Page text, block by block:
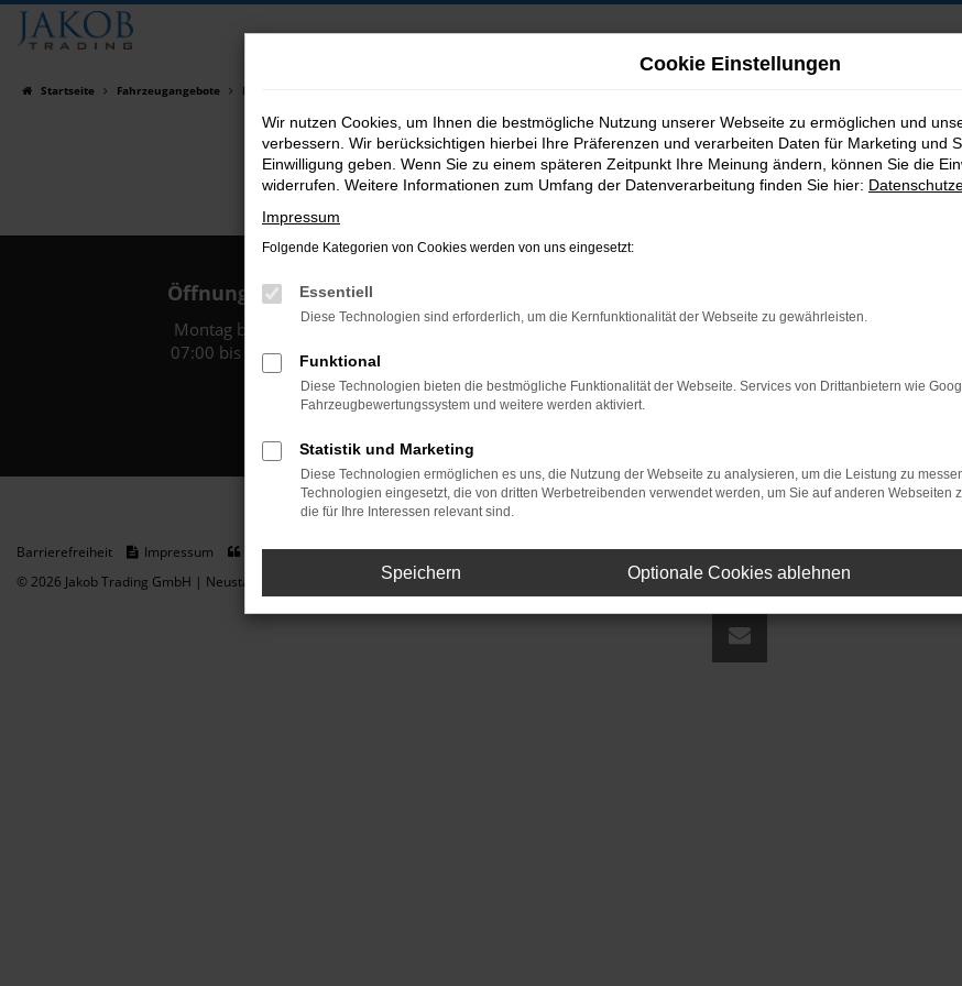
Zum
Hauptinhalt
Startseite Fahrzeugangebote Fahrzeugsuche
B2B-Shop
Öffnungszeiten:
Montag bis Freitag:
07:00 bis 18:00 Uhr
Jakob Trading GmbH
D-08223 Neustadt/Vogtland
Barrierefreiheit Impressum Datenschutz
Cookie Einstellungen
© 2026 Jakob Trading GmbH | Neustädter Straße 1 | DE-08223 Neustadt/Vogtland | fj@jakob-trading.com |Webdesign by audaris.de
Cookie Einstellungen
Wir nutzen Cookies, um Ihnen die bestmögliche Nutzung unserer Webseite zu ermöglichen und
verbessern. Wir berücksichtigen hierbei Ihre Präferenzen und verarbeiten Daten für Marketing und
Einwilligung geben. Wenn Sie zu einem späteren Zeitpunkt Ihre Meinung ändern, können Sie die
widerrufen. Weitere Informationen zum Umfang der Datenverarbeitung finden Sie hier:
Impressum
Folgende Kategorien von Cookies werden von uns eingesetzt:
Essentiell
Diese Technologien sind erforderlich, um die Kernfunktionalität der Webseite zu gewährleisten.
Funktional
Diese Technologien bieten die bestmögliche Funktionalität der Webseite. Services von Drittanbietern wie
Fahrzeugbewertungssystem und weitere werden aktiviert.
Statistik und Marketing
Diese Technologien ermöglichen es uns, die Nutzung der Webseite zu analysieren, um die Leistung zu
Technologien eingesetzt, die von dritten Werbetreibenden verwendet werden, um Sie auf anderen Webseiten
die für Ihre Interessen relevant sind.
Speichern Optionale Cookies ablehnen